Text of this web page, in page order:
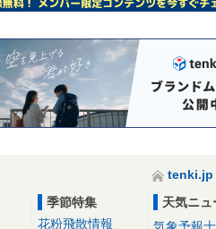
tenki.jp
季節特集
花粉飛散情報
天気ニュ
気象予報